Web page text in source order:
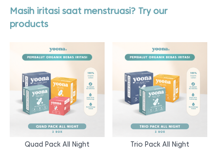
Masih iritasi saat menstruasi? Try our
products
Quad Pack All Night Trio Pack All Night